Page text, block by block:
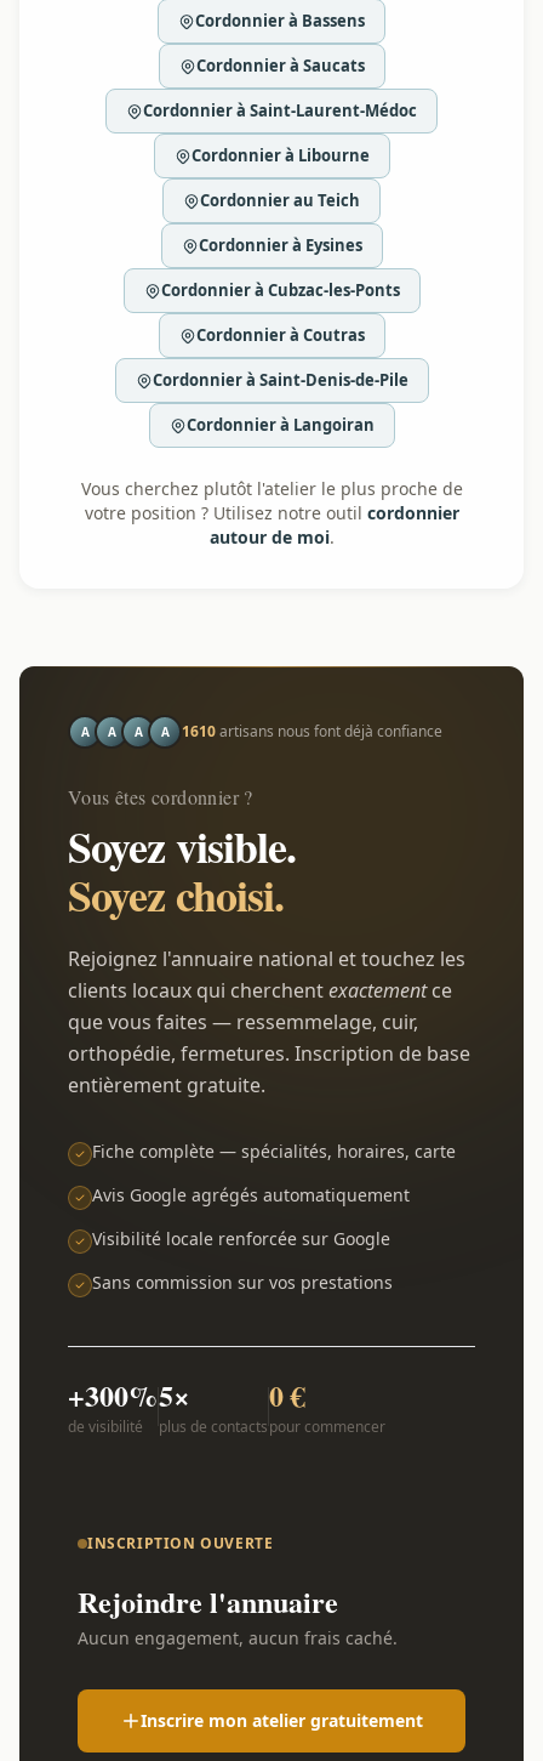
Cordonnier à Bassens
Cordonnier à Saucats
Cordonnier à Saint-Laurent-Médoc
Cordonnier à Libourne
Cordonnier au Teich
Cordonnier à Eysines
Cordonnier à Cubzac-les-Ponts
Cordonnier à Coutras
Cordonnier à Saint-Denis-de-Pile
Cordonnier à Langoiran
Vous cherchez plutôt l'atelier le plus proche de
votre position ? Utilisez notre outil cordonnier
autour de moi.
A A A A 1610artisans nous font déjà confiance
Vous êtes cordonnier ?
Soyez visible.
Soyez choisi.
Rejoignez l'annuaire national et touchez les
clients locaux qui cherchentexactementce
que vous faites — ressemmelage, cuir,
orthopédie, fermetures. Inscription de base
entièrement gratuite.
Fiche complète — spécialités, horaires, carte
Avis Google agrégés automatiquement
Visibilité locale renforcée sur Google
Sans commission sur vos prestations
+300%
de visibilité
5×
plus de contacts
0 €
pour commencer
INSCRIPTION OUVERTE
Rejoindre l'annuaire
Aucun engagement, aucun frais caché.
Inscrire mon atelier gratuitement